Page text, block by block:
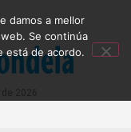
damos a mellor
Se continúa
está de acordo.